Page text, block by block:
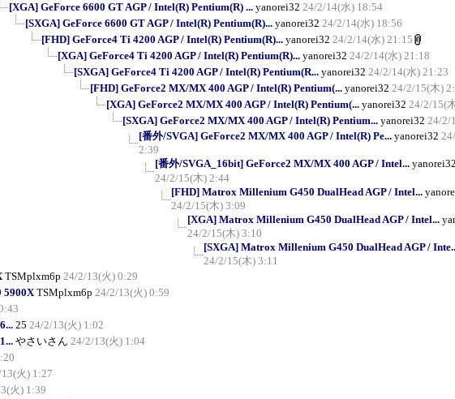
[XGA] GeForce 6600 GT AGP / Intel(R) Pentium(R) ... yanorei32 24/2/14(水) 18:54
[SXGA] GeForce 6600 GT AGP / Intel(R) Pentium(R)... yanorei32 24/2/14(水) 18:56
[FHD] GeForce4 Ti 4200 AGP / Intel(R) Pentium(R)... yanorei32 24/2/14(水) 21:15
[XGA] GeForce4 Ti 4200 AGP / Intel(R) Pentium(R)... yanorei32 24/2/14(水) 21:18
[SXGA] GeForce4 Ti 4200 AGP / Intel(R) Pentium(R... yanorei32 24/2/14(水) 21:23
[FHD] GeForce2 MX/MX 400 AGP / Intel(R) Pentium(... yanorei32 24/2/15(木)
[XGA] GeForce2 MX/MX 400 AGP / Intel(R) Pentium(... yanorei32 24/2/15(
[SXGA] GeForce2 MX/MX 400 AGP / Intel(R) Pentium... yanorei32 24/2/
[番外/SVGA] GeForce2 MX/MX 400 AGP / Intel(R) Pe... yanorei32
2:39
[番外/SVGA_16bit] GeForce2 MX/MX 400 AGP / Intel... yanorei32
24/2/15(木) 2:44
[FHD] Matrox Millenium G450 DualHead AGP / Intel...
24/2/15(木) 3:09
[XGA] Matrox Millenium G450 DualHead AGP / Intel...
24/2/15(木) 3:10
[SXGA] Matrox Millenium G450 DualHead AGP /
24/2/15(木) 3:11
TSMplxm6p 24/2/13(火) 0:29
5900X TSMplxm6p 24/2/13(火) 0:59
25 24/2/13(火) 1:02
やさいさん 24/2/13(火) 1:04
火) 1:27
火) 1:39